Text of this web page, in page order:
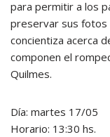
para permitir a los
preservar sus fotos
concientiza acerca
componen el
Quilmes.
Día: martes 17/05
Horario: 13:30 hs.